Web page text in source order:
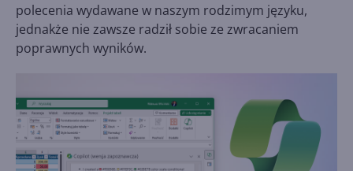
polecenia wydawane w naszym rodzimym języku,
jednakże nie zawsze radził sobie ze zwracaniem
poprawnych wyników.